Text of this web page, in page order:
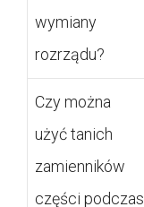
wymiany
rozrządu?
Czy można
użyć tanich
zamienników
części podczas